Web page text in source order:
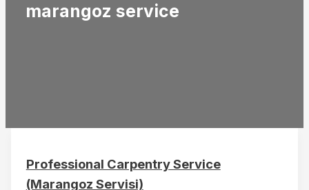
marangoz service
Professional Carpentry Service
(Marangoz Servisi)